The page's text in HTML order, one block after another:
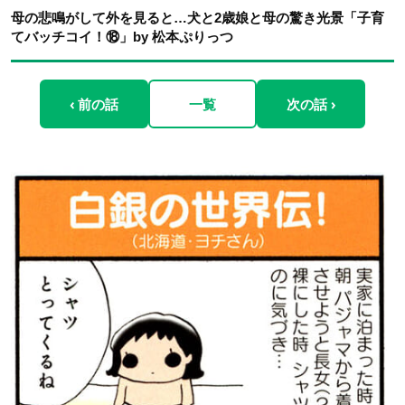
母の悲鳴がして外を見ると…犬と2歳娘と母の驚き光景「子育
てバッチコイ！⑱」by 松本ぷりっつ
‹ 前の話 一覧 次の話 ›